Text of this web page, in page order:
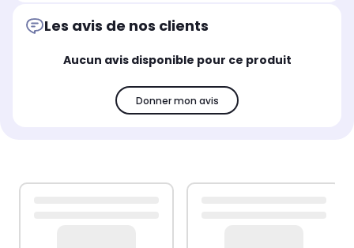
Les avis de nos clients
Aucun avis disponible pour ce produit
Donner mon avis